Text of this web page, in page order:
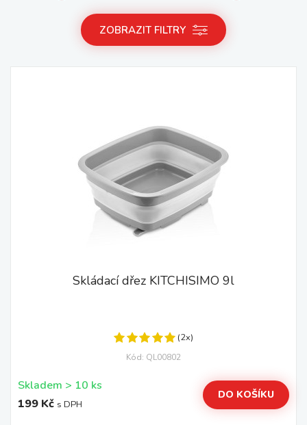
ZOBRAZIT FILTRY
Skládací dřez KITCHISIMO 9l
(2x)
Kód: QL00802
Skladem > 10 ks
199 Kč s DPH
DO KOŠÍKU